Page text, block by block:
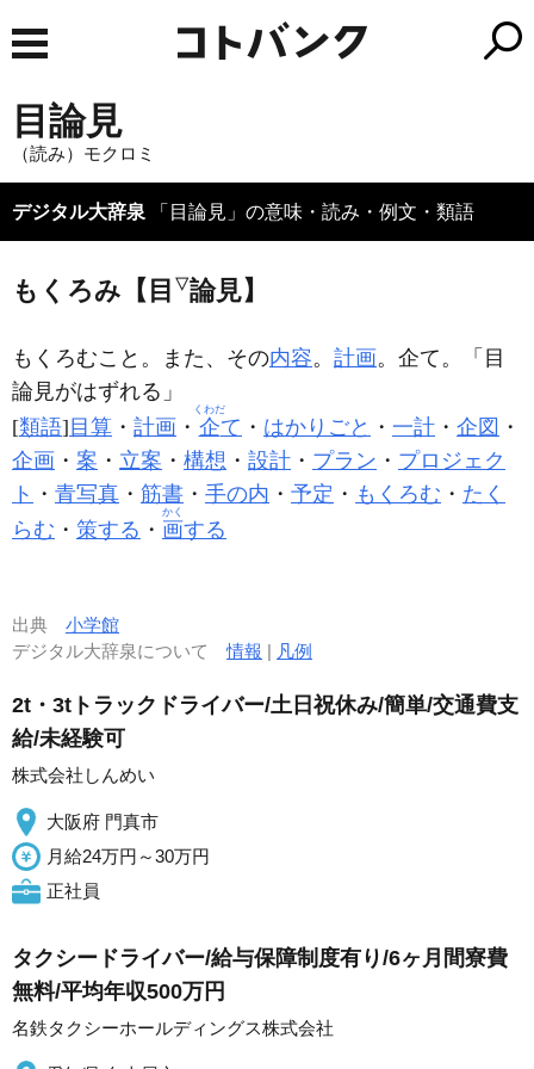
目論見
（読み）モクロミ
デジタル大辞泉 「目論見」の意味・読み・例文・類語
もくろみ【目 ▽論見】
もくろむこと。また、その内容。 計画。企て。「 目
論見がはずれる」
[類語] 目算 ・ 計画 ・ 企
くわだ
て ・ はかりごと ・ 一計 ・ 企図 ・
企画 ・ 案 ・ 立案 ・ 構想 ・ 設計 ・ プラン ・ プロジェク
ト ・ 青写真 ・ 筋書 ・ 手の内 ・ 予定 ・ もくろむ ・ たく
らむ ・ 策する ・ 画
かく
する
出典 小学館
デジタル大辞泉について情報 | 凡例
2t・3tトラックドライバー/土日祝休み/簡単/交通費支
給/未経験可
株式会社しんめい
大阪府 門真市
月給24万円～30万円
正社員
タクシードライバー/給与保障制度有り/6ヶ月間寮費
無料/平均年収500万円
名鉄タクシーホールディングス株式会社